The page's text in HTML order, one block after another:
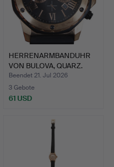
HERRENARMBANDUHR
VON BULOVA, QUARZ.
Beendet 21. Jul 2026
3 Gebote
61 USD